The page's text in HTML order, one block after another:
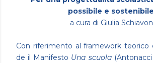
possibile e sostenibile
a cura di Giulia
Con riferimento al framework
de il Manifesto Una scuola(Antonacci